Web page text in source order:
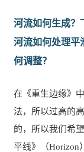
河流如何生成？
河流如何处理平
何调整？
在《重生边缘》
法，所以过高的
的，所以我们希
平线》（Horizon